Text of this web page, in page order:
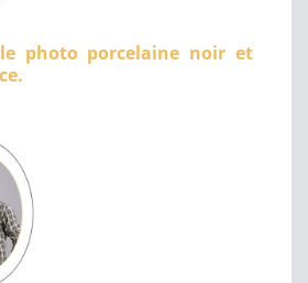
photo porcelaine noir et